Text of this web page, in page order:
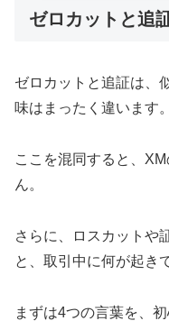
ゼロカットと追
ゼロカットと追証は、
味はまったく違います。
ここを混同すると、
ん。
さらに、ロスカットや
と、取引中に何が起き
まずは4つの言葉を、